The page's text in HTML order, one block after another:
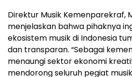
Direktur Musik Kemenparekraf,
menjelaskan bahwa pihaknya
ekosistem musik di Indonesia
dan transparan. “Sebagai
menaungi sektor ekonomi
mendorong seluruh pegiat